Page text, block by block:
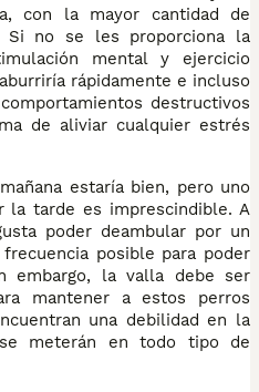
con la mayor cantidad de
Si no se les proporciona la
mental y ejercicio
rápidamente e incluso
destructivos
de aliviar cualquier estrés
estaría bien, pero uno
la tarde es imprescindible. A
poder deambular por un
posible para poder
embargo, la valla debe ser
mantener a estos perros
una debilidad en la
meterán en todo tipo de